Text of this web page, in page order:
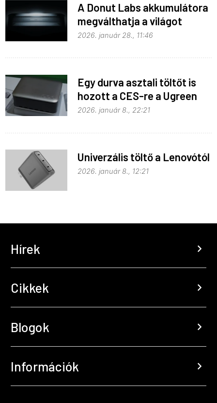
A Donut Labs akkumulátora
megválthatja a világot
2026. január 28., 11:46
Egy durva asztali töltőt is
hozott a CES-re a Ugreen
2026. január 8., 22:21
Univerzális töltő a Lenovótól
2026. január 8., 12:21
Hírek chevron_right
Cikkek chevron_right
Blogok chevron_right
Információk chevron_right